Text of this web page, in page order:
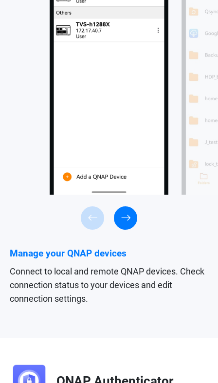
Manage your QNAP devices
Connect to local and remote QNAP devices. Check
connection status to your devices and edit
connection settings.